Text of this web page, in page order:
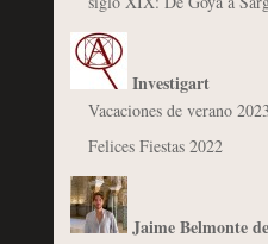
Investigart
Vacaciones de verano 2023
Felices Fiestas 2022
Jaime Belmonte